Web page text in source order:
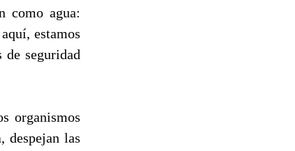
como agua:
estamos
seguridad
organismos
despejan las